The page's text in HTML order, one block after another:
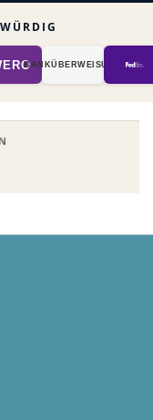
BANK­ÜBER­WEISUNG